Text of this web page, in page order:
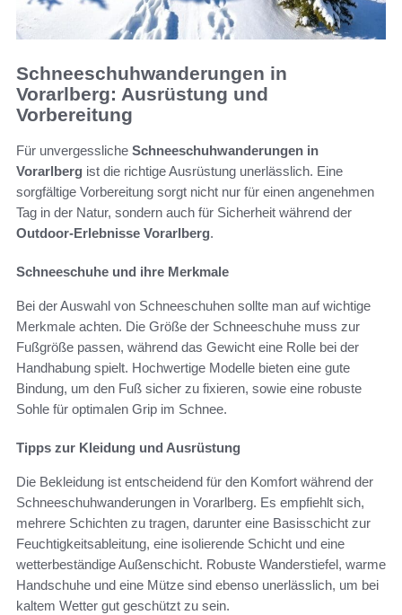
Schneeschuhwanderungen in
Vorarlberg: Ausrüstung und
Vorbereitung
Für unvergessliche Schneeschuhwanderungen in
Vorarlberg ist die richtige Ausrüstung unerlässlich. Eine
sorgfältige Vorbereitung sorgt nicht nur für einen angenehmen
Tag in der Natur, sondern auch für Sicherheit während der
Outdoor-Erlebnisse Vorarlberg.
Schneeschuhe und ihre Merkmale
Bei der Auswahl von Schneeschuhen sollte man auf wichtige
Merkmale achten. Die Größe der Schneeschuhe muss zur
Fußgröße passen, während das Gewicht eine Rolle bei der
Handhabung spielt. Hochwertige Modelle bieten eine gute
Bindung, um den Fuß sicher zu fixieren, sowie eine robuste
Sohle für optimalen Grip im Schnee.
Tipps zur Kleidung und Ausrüstung
Die Bekleidung ist entscheidend für den Komfort während der
Schneeschuhwanderungen in Vorarlberg. Es empfiehlt sich,
mehrere Schichten zu tragen, darunter eine Basisschicht zur
Feuchtigkeitsableitung, eine isolierende Schicht und eine
wetterbeständige Außenschicht. Robuste Wanderstiefel, warme
Handschuhe und eine Mütze sind ebenso unerlässlich, um bei
kaltem Wetter gut geschützt zu sein.